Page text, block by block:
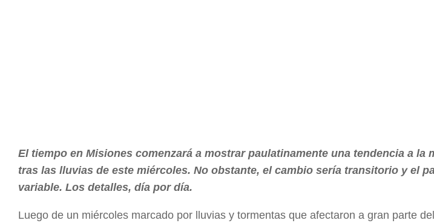
El tiempo en Misiones comenzará a mostrar paulatinamente una tendencia a la
tras las lluvias de este miércoles. No obstante, el cambio sería transitorio y el
variable. Los detalles, día por día.
Luego de un miércoles marcado por lluvias y tormentas que afectaron a gran parte